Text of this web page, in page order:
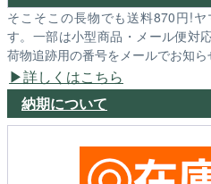
そこそこの長物でも送料870円!
す。一部は小型商品・メール便対
荷物追跡用の番号をメールでお知ら
詳しくはこちら
納期について